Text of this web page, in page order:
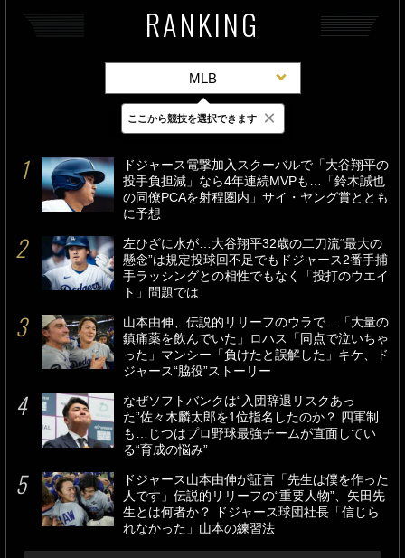
RANKING
MLB
最新 24時間 週間
ドジャース電撃加入スクーバルで「大谷翔平の
投手負担減」なら4年連続MVPも…「鈴木誠也
の同僚PCAを射程圏内」サイ・ヤング賞ととも
に予想
左ひざに水が…大谷翔平32歳の二刀流“最大の
懸念”は規定投球回不足でもドジャース2番手捕
手ラッシングとの相性でもなく「投打のウエイ
ト」問題では
山本由伸、伝説的リリーフのウラで…「大量の
鎮痛薬を飲んでいた」ロハス「同点で泣いちゃ
った」マンシー「負けたと誤解した」キケ、ド
ジャース“脇役”ストーリー
なぜソフトバンクは“入団辞退リスクあっ
た”佐々木麟太郎を1位指名したのか？ 四軍制
も…じつはプロ野球最強チームが直面してい
る“育成の悩み”
ドジャース山本由伸が証言「先生は僕を作った
人です」伝説的リリーフの“重要人物”、矢田先
生とは何者か？ ドジャース球団社長「信じら
れなかった」山本の練習法
ここから競技を選択できます ×